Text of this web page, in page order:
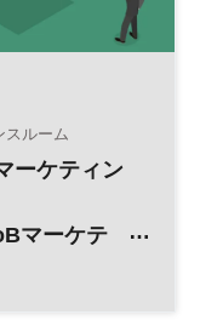
ルーム
ーケティン
マーケテ